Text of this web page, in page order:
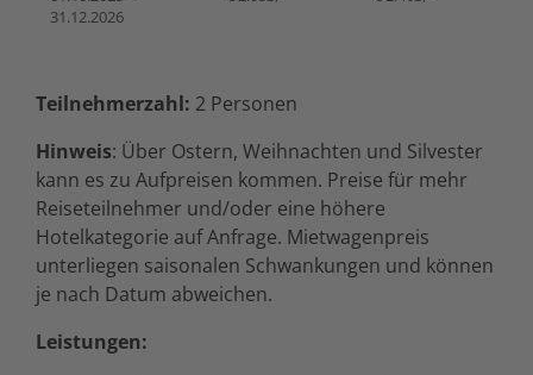
31.12.2026
Teilnehmerzahl: 2 Personen
Hinweis: Über Ostern, Weihnachten und Silvester
kann es zu Aufpreisen kommen. Preise für mehr
Reiseteilnehmer und/oder eine höhere
Hotelkategorie auf Anfrage. Mietwagenpreis
unterliegen saisonalen Schwankungen und können
je nach Datum abweichen.
Leistungen: